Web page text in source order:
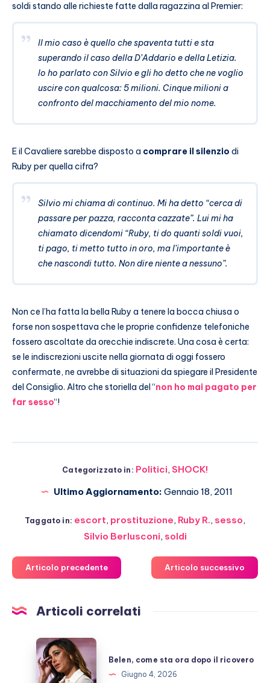
soldi stando alle richieste fatte dalla ragazzina al Premier:
Il mio caso è quello che spaventa tutti e sta
superando il caso della D’Addario e della Letizia.
Io ho parlato con Silvio e gli ho detto che ne voglio
uscire con qualcosa: 5 milioni. Cinque milioni a
confronto del macchiamento del mio nome.
E il Cavaliere sarebbe disposto a comprare il silenzio di
Ruby per quella cifra?
Silvio mi chiama di continuo. Mi ha detto “cerca di
passare per pazza, racconta cazzate”. Lui mi ha
chiamato dicendomi “Ruby, ti do quanti soldi vuoi,
ti pago, ti metto tutto in oro, ma l’importante è
che nascondi tutto. Non dire niente a nessuno”.
Non ce l’ha fatta la bella Ruby a tenere la bocca chiusa o
forse non sospettava che le proprie confidenze telefoniche
fossero ascoltate da orecchie indiscrete. Una cosa è certa:
se le indiscrezioni uscite nella giornata di oggi fossero
confermate, ne avrebbe di situazioni da spiegare il Presidente
del Consiglio. Altro che storiella del “non ho mai pagato per
far sesso“!
Categorizzato in: Politici, SHOCK!
Ultimo Aggiornamento: Gennaio 18, 2011
Taggato in: escort, prostituzione, Ruby R., sesso,
Silvio Berlusconi, soldi
Articolo precedente Articolo successivo
Articoli correlati
Belen,
come
sta
Belen, come sta ora dopo il ricovero
Giugno 4, 2026